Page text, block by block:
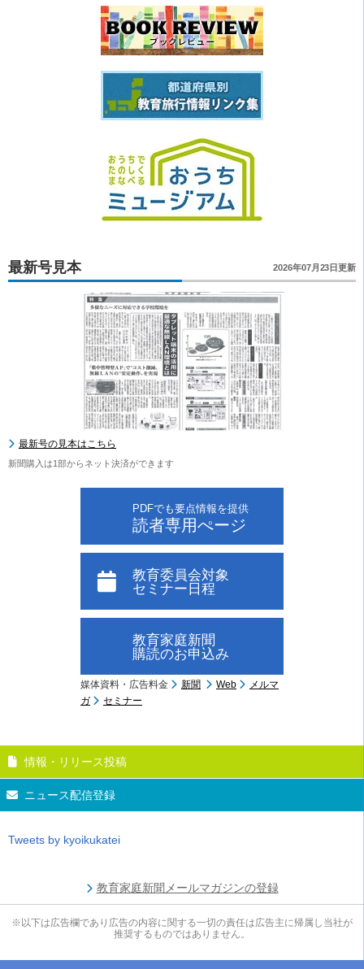
最新号見本 2026年07月23日更新
最新号の見本はこちら
新聞購入は1部からネット決済ができます
PDFでも要点情報を提供
読者専用ぺージ
教育委員会対象
セミナー日程
教育家庭新聞
購読のお申込み
媒体資料・広告料金 新聞 Web
メルマ
ガ
セミナー
情報・リリース投稿
ニュース配信登録
Tweets by kyoikukatei
教育家庭新聞メールマガジンの登録
※以下は広告欄であり広告の内容に関する一切の責任は広告主に帰属し当社が
推奨するものではありません。